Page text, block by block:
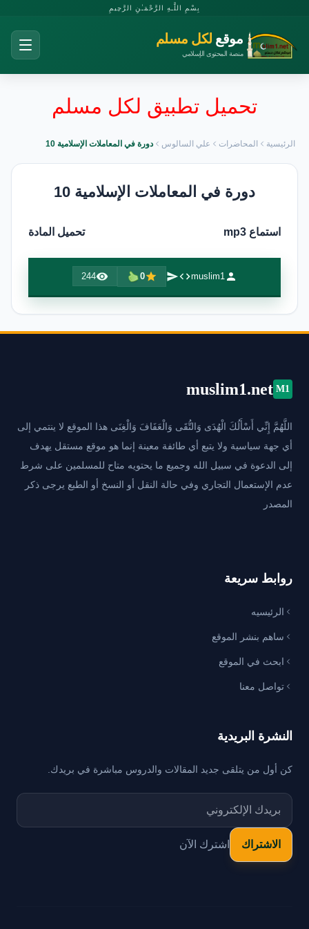
بِسْمِ اللَّـهِ الرَّحْمَـٰنِ الرَّحِيمِ
موقع لكل مسلم
منصة المحتوى الإسلامي
تحميل تطبيق لكل مسلم
الرئيسية المحاضرات علي السالوس دورة في المعاملات الإسلامية 10
دورة في المعاملات الإسلامية 10
استماع mp3 تحميل المادة
muslim1
0
244
M1
muslim1.net
اللَّهُمَّ إِنِّي أَسْأَلُكَ الْهُدَى وَالتُّقَى وَالْعَفَافَ وَالْغِنَى هذا الموقع لا ينتمي إلى
أي جهة سياسية ولا يتبع أي طائفة معينة إنما هو موقع مستقل يهدف
إلى الدعوة في سبيل الله وجميع ما يحتويه متاح للمسلمين على شرط
عدم الإستعمال التجاري وفي حالة النقل أو النسخ أو الطبع يرجى ذكر
المصدر
روابط سريعة
الرئيسيه
ساهم بنشر الموقع
ابحث في الموقع
تواصل معنا
النشرة البريدية
كن أول من يتلقى جديد المقالات والدروس مباشرة في بريدك.
اشترك الآن